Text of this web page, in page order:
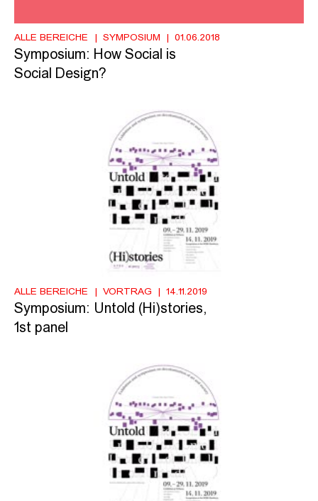
ALLE BEREICHE SYMPOSIUM 01.06.2018
Symposium: How Social is
Social Design?
ALLE BEREICHE VORTRAG 14.11.2019
Symposium: Untold (Hi)stories,
1st panel